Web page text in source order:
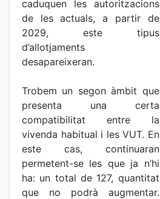
caduquen les autoritzacions
de les actuals, a partir de
2029, este tipus
d’allotjaments
desapareixeran.
Trobem un segon àmbit que
presenta una certa
compatibilitat entre la
vivenda habitual i les VUT. En
este cas, continuaran
permetent-se les que ja n’hi
ha: un total de 127, quantitat
que no podrà augmentar.